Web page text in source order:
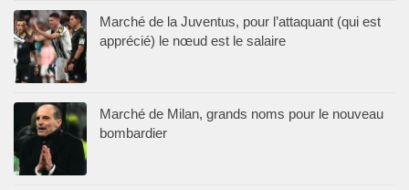
Marché de la Juventus, pour l’attaquant (qui est
apprécié) le nœud est le salaire
Marché de Milan, grands noms pour le nouveau
bombardier